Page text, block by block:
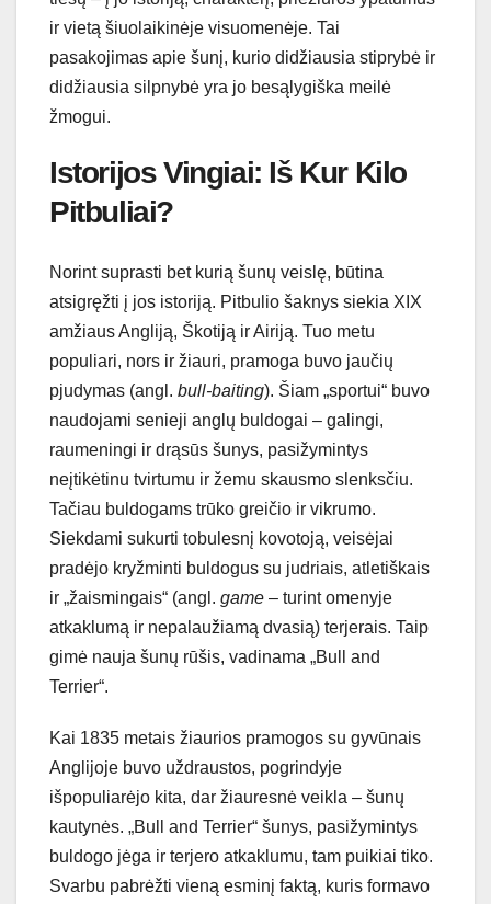
ir vietą šiuolaikinėje visuomenėje. Tai
pasakojimas apie šunį, kurio didžiausia stiprybė ir
didžiausia silpnybė yra jo besąlygiška meilė
žmogui.
Istorijos Vingiai: Iš Kur Kilo
Pitbuliai?
Norint suprasti bet kurią šunų veislę, būtina
atsigręžti į jos istoriją. Pitbulio šaknys siekia XIX
amžiaus Angliją, Škotiją ir Airiją. Tuo metu
populiari, nors ir žiauri, pramoga buvo jaučių
pjudymas (angl. bull-baiting). Šiam „sportui“ buvo
naudojami senieji anglų buldogai – galingi,
raumeningi ir drąsūs šunys, pasižymintys
neįtikėtinu tvirtumu ir žemu skausmo slenksčiu.
Tačiau buldogams trūko greičio ir vikrumo.
Siekdami sukurti tobulesnį kovotoją, veisėjai
pradėjo kryžminti buldogus su judriais, atletiškais
ir „žaismingais“ (angl. game – turint omenyje
atkaklumą ir nepalaužiamą dvasią) terjerais. Taip
gimė nauja šunų rūšis, vadinama „Bull and
Terrier“.
Kai 1835 metais žiaurios pramogos su gyvūnais
Anglijoje buvo uždraustos, pogrindyje
išpopuliarėjo kita, dar žiauresnė veikla – šunų
kautynės. „Bull and Terrier“ šunys, pasižymintys
buldogo jėga ir terjero atkaklumu, tam puikiai tiko.
Svarbu pabrėžti vieną esminį faktą, kuris formavo